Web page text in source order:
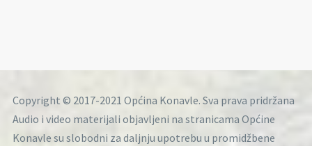
Copyright © 2017-2021 Općina Konavle. Sva prava pridržana
Audio i video materijali objavljeni na stranicama Općine
Konavle su slobodni za daljnju upotrebu u promidžbene